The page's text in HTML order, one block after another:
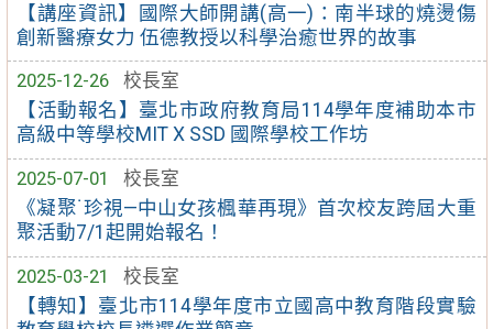
【講座資訊】國際大師開講(高一)：南半球的燒燙傷
創新醫療女力 伍德教授以科學治癒世界的故事
2025-12-26
校長室
【活動報名】臺北市政府教育局114學年度補助本市
高級中等學校MIT X SSD 國際學校工作坊
2025-07-01
校長室
《凝聚˙珍視—中山女孩楓華再現》首次校友跨屆大重
聚活動7/1起開始報名！
2025-03-21
校長室
【轉知】臺北市114學年度市立國高中教育階段實驗